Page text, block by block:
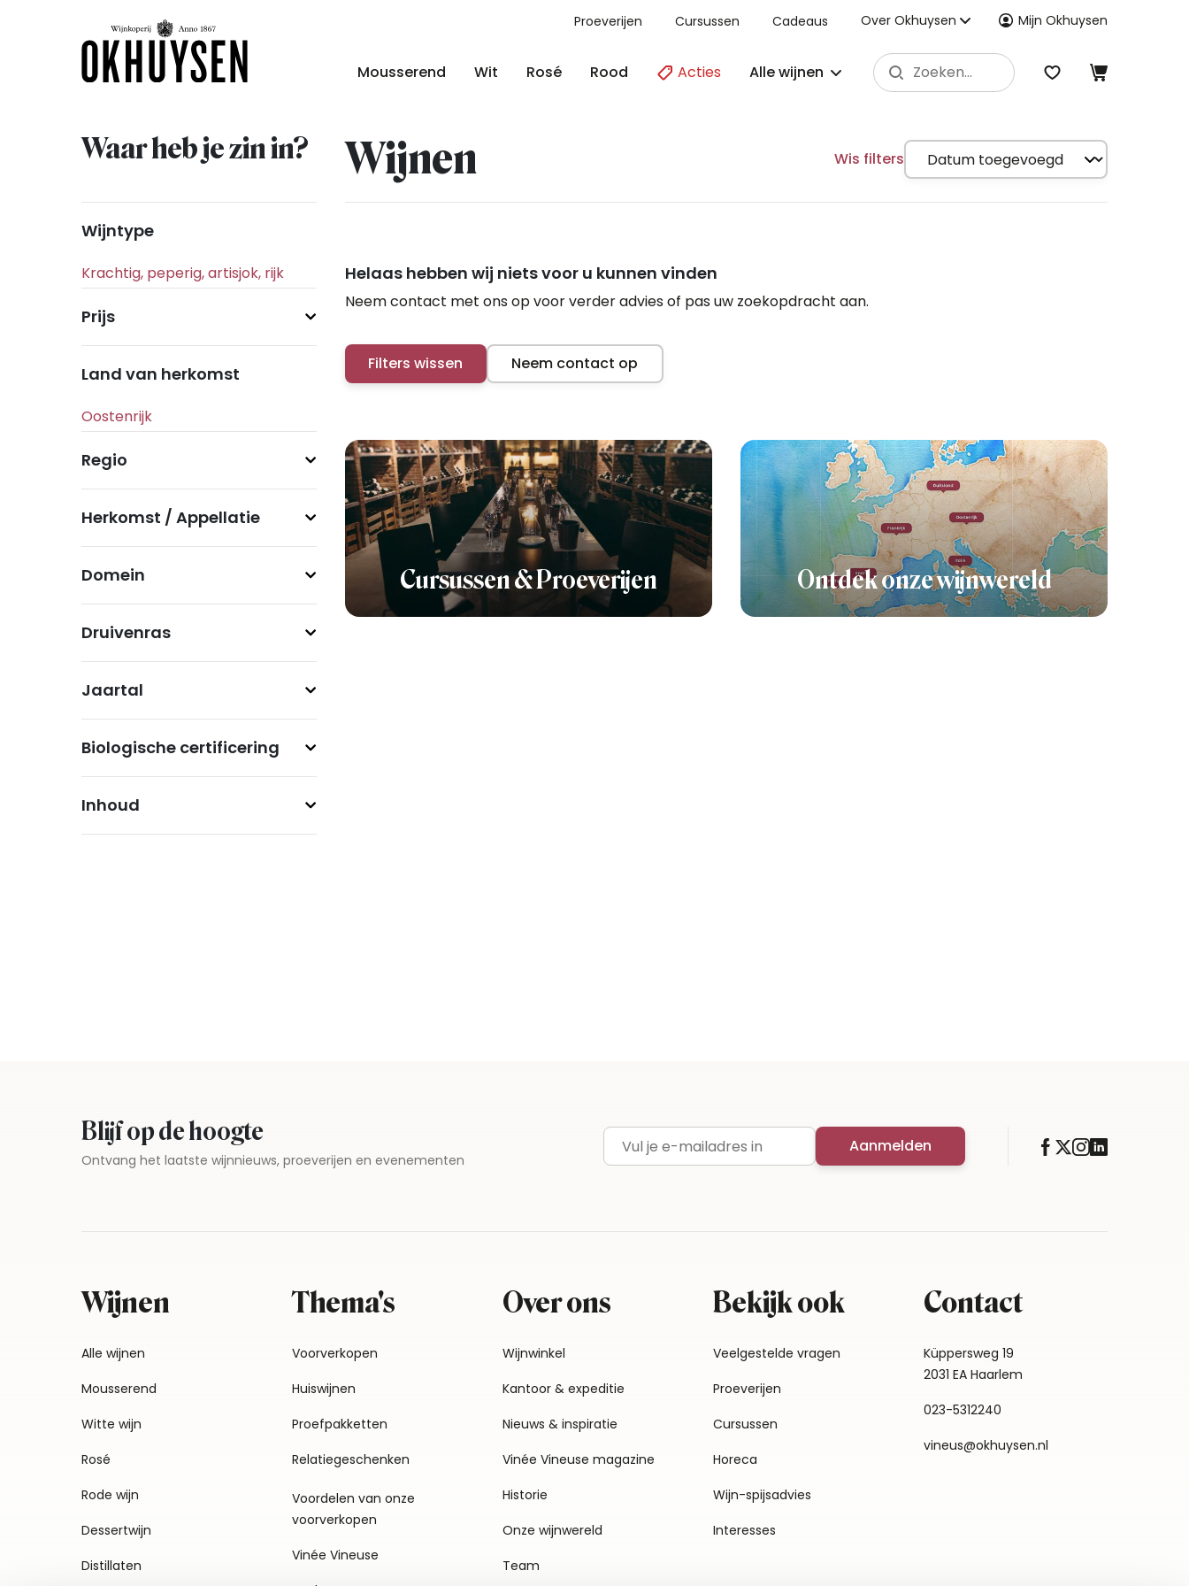
Proeverijen Cursussen Cadeaus Over Okhuysen Mijn Okhuysen
Mousserend Wit Rosé Rood Acties Alle wijnen
Waar heb je zin in? Wijnen Wis filters
Wijntype
Prijs
Land van herkomst
Regio
Herkomst / Appellatie
Domein
Druivenras
Jaartal
Biologische certificering
Inhoud
Helaas hebben wij niets voor u kunnen vinden
Neem contact met ons op voor verder advies of pas uw zoekopdracht aan.
Filters wissen Neem contact op
Cursussen & Proeverijen Ontdek onze wijnwereld
Blijf op de hoogte
Ontvang het laatste wijnnieuws, proeverijen en evenementen E-mailadres Aanmelden
Wijnen
Alle wijnen
Mousserend
Witte wijn
Rosé
Rode wijn
Dessertwijn
Distillaten
Thema's
Voorverkopen
Huiswijnen
Proefpakketten
Relatiegeschenken
Voordelen van onze
voorverkopen
Vinée Vineuse
Over ons
Wijnwinkel
Kantoor & expeditie
Nieuws & inspiratie
Vinée Vineuse magazine
Historie
Onze wijnwereld
Team
Bekijk ook
Veelgestelde vragen
Proeverijen
Cursussen
Horeca
Wijn-spijsadvies
Interesses
Contact
Küppersweg 19
2031 EA Haarlem
023-5312240
vineus@okhuysen.nl